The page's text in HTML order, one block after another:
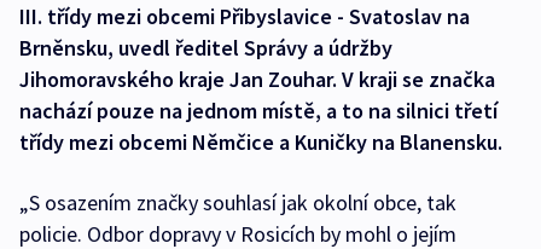
III. třídy mezi obcemi Přibyslavice - Svatoslav na
Brněnsku, uvedl ředitel Správy a údržby
Jihomoravského kraje Jan Zouhar. V kraji se značka
nachází pouze na jednom místě, a to na silnici třetí
třídy mezi obcemi Němčice a Kuničky na Blanensku.
„S osazením značky souhlasí jak okolní obce, tak
policie. Odbor dopravy v Rosicích by mohl o jejím